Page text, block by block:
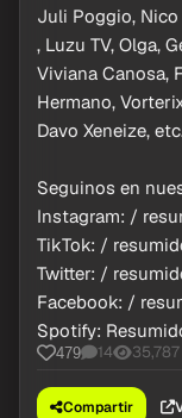
Juli Poggio,
, Luzu TV, Olga,
Viviana Canosa,
Hermano,
Davo Xeneize,
Seguinos en
Instagram: /
TikTok: /
Twitter: /
Facebook: /
Spotify:
479 14 35,787
Compartir